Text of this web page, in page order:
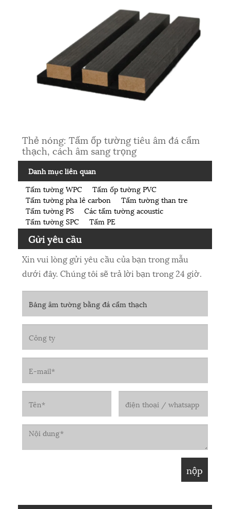
Thẻ nóng: Tấm ốp tường tiêu âm đá cẩm
thạch, cách âm sang trọng
Danh mục liên quan
Tấm tường WPC
Tấm ốp tường PVC
Tấm tường pha lê carbon
Tấm tường than tre
Tấm tường PS
Các tấm tường acoustic
Tấm tường SPC
Tấm PE
Gửi yêu cầu
Xin vui lòng gửi yêu cầu của bạn trong mẫu
dưới đây. Chúng tôi sẽ trả lời bạn trong 24 giờ.